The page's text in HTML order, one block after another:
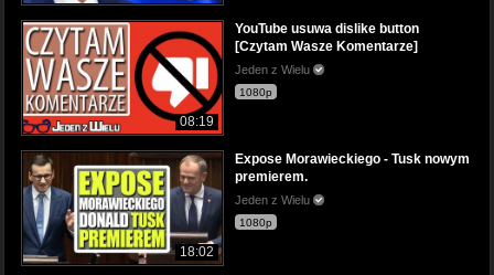
08:19
YouTube usuwa dislike button
[Czytam Wasze Komentarze]
Jeden z Wielu
1080p
18:02
Expose Morawieckiego - Tusk nowym
premierem.
Jeden z Wielu
1080p